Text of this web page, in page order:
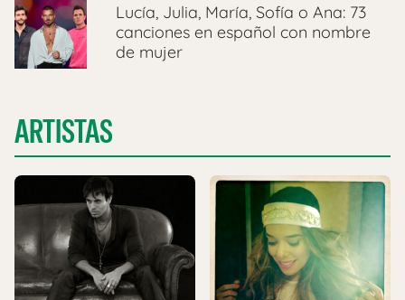
Lucía, Julia, María, Sofía o Ana: 73
canciones en español con nombre
de mujer
ARTISTAS